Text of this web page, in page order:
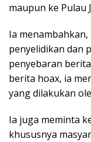
maupun ke Pulau
Ia
penyelidikan dan
penyebaran
berita hoax, ia
yang dilakukan
Ia juga meminta
khususnya